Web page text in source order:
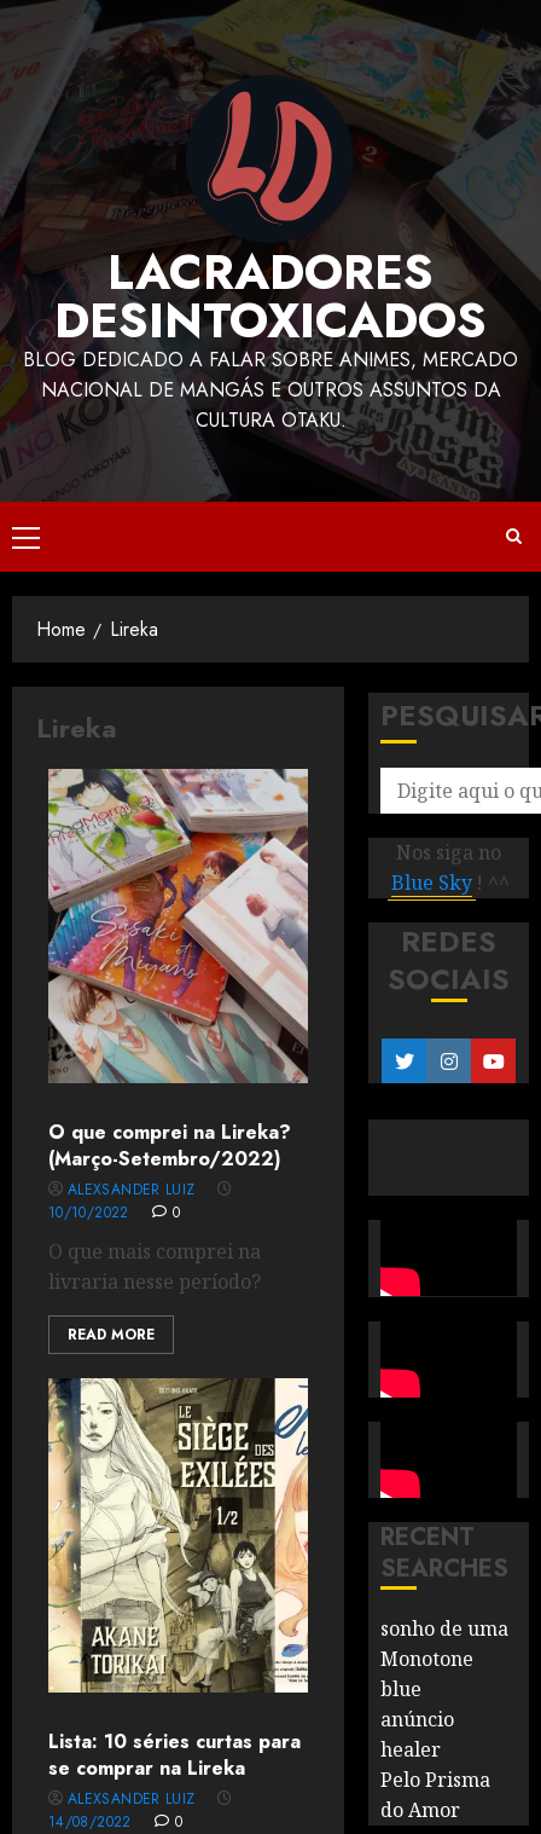
LACRADORES
DESINTOXICADOS
BLOG DEDICADO A FALAR SOBRE ANIMES, MERCADO
NACIONAL DE MANGÁS E OUTROS ASSUNTOS DA
CULTURA OTAKU.
Home Lireka
Lireka
O que comprei na Lireka?
(Março-Setembro/2022)
ALEXSANDER LUIZ
10/10/2022
0
O que mais comprei na
livraria nesse período?
READ MORE
Lista: 10 séries curtas para
se comprar na Lireka
ALEXSANDER LUIZ
14/08/2022
0
Nos siga no
Blue Sky ! ^^
REDES
SOCIAIS
RECENT
SEARCHES
sonho de uma
Monotone
blue
anúncio
healer
Pelo Prisma
do Amor